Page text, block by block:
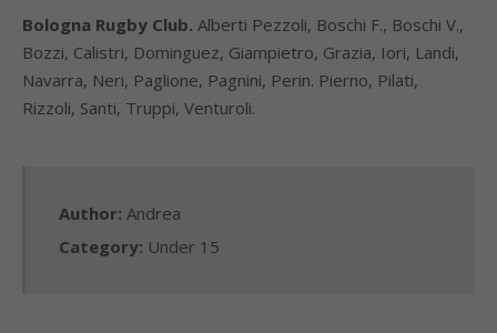
Bologna Rugby Club. Alberti Pezzoli, Boschi F., Boschi V.,
Bozzi, Calistri, Dominguez, Giampietro, Grazia, Iori, Landi,
Navarra, Neri, Paglione, Pagnini, Perin. Pierno, Pilati,
Rizzoli, Santi, Truppi, Venturoli.
Author: Andrea
Category: Under 15